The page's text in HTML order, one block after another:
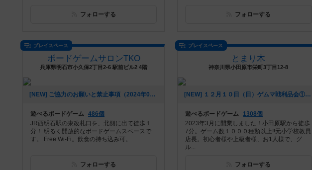
フォローする フォローする
プレイスペース
ボードゲームサロンTKO
兵庫県明石市小久保2丁目2-6 駅前ビル2 4階
[NEW] ご協力のお願いと禁止事項（2024年04月29日 15時07分）
遊べるボードゲーム 486個
JR西明石駅の東改札口を、北側に出て徒歩１
分！ 明るく開放的なボードゲームスペースで
す。 Free Wi-Fi。飲食の持ち込み可。
フォローする
プレイスペース
とまり木
神奈川県小田原市栄町3丁目12-8
[NEW] １２月１０日（日）ゲムマ戦利品会①（2023年11月30日 18時05分）
遊べるボードゲーム
1308個
2023年3月に開業しました！小田原駅から徒歩
7分。ゲーム数１０００種類以上‼️元小学校教員
店長。初心者様や上級者様、お1人様で、グ
ル...
フォローする